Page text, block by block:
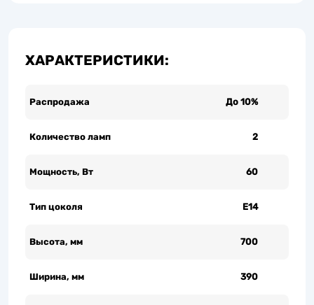
ХАРАКТЕРИСТИКИ:
Распродажа До 10%
Количество ламп 2
Мощность, Вт 60
Тип цоколя Е14
Высота, мм 700
Ширина, мм 390